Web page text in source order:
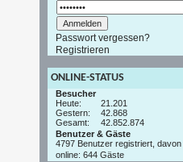
Passwort vergessen?
Registrieren
ONLINE-STATUS
Besucher
Heute:
21.201
Gestern:
42.868
Gesamt:
42.852.874
Benutzer & Gäste
4797 Benutzer registriert, davon
online: 644 Gäste